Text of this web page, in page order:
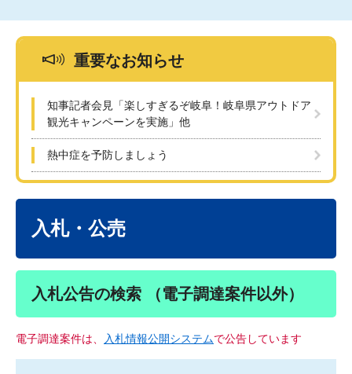
重要なお知らせ
知事記者会見「楽しすぎるぞ岐阜！岐阜県アウトドア
観光キャンペーンを実施」他
熱中症を予防しましょう
入札・公売
入札公告の検索 （電子調達案件以外）
電子調達案件は、 入札情報公開システムで公告しています